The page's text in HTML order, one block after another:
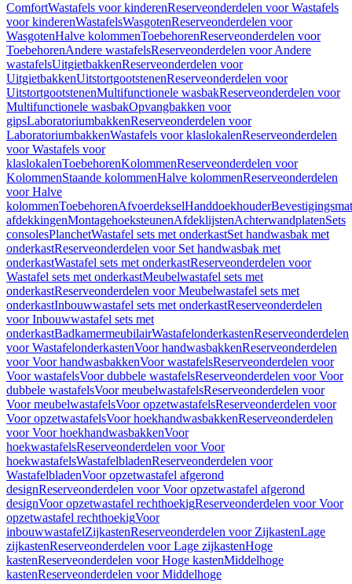
ComfortWastafels voor kinderenReserveonderdelen voor Wastafels
voor kinderenWastafelsWasgotenReserveonderdelen voor
WasgotenHalve kolommenToebehorenReserveonderdelen voor
ToebehorenAndere wastafelsReserveonderdelen voor Andere
wastafelsUitgietbakkenReserveonderdelen voor
UitgietbakkenUitstortgootstenenReserveonderdelen voor
UitstortgootstenenMultifunctionele wasbakReserveonderdelen voor
Multifunctionele wasbakOpvangbakken voor
gipsLaboratoriumbakkenReserveonderdelen voor
LaboratoriumbakkenWastafels voor klaslokalenReserveonderdelen
voor Wastafels voor
klaslokalenToebehorenKolommenReserveonderdelen voor
KolommenStaande kolommenHalve kolommenReserveonderdelen
voor Halve
kolommenToebehorenAfvoerdekselHanddoekhouder
afdekkingenMontagehoeksteunenAfdeklijstenAchterwandplatenSets
consolesPlanchetWastafel sets met onderkastSet handwasbak met
onderkastReserveonderdelen voor Set handwasbak met
onderkastWastafel sets met onderkastReserveonderdelen voor
Wastafel sets met onderkastMeubelwastafel sets met
onderkastReserveonderdelen voor Meubelwastafel sets met
onderkastInbouwwastafel sets met onderkastReserveonderdelen
voor Inbouwwastafel sets met
onderkastBadkamermeubilairWastafelonderkastenReserveonderdelen
voor WastafelonderkastenVoor handwasbakkenReserveonderdelen
voor Voor handwasbakkenVoor wastafelsReserveonderdelen voor
Voor wastafelsVoor dubbele wastafelsReserveonderdelen voor Voor
dubbele wastafelsVoor meubelwastafelsReserveonderdelen voor
Voor meubelwastafelsVoor opzetwastafelsReserveonderdelen voor
Voor opzetwastafelsVoor hoekhandwasbakkenReserveonderdelen
voor Voor hoekhandwasbakkenVoor
hoekwastafelsReserveonderdelen voor Voor
hoekwastafelsWastafelbladenReserveonderdelen voor
WastafelbladenVoor opzetwastafel afgerond
designReserveonderdelen voor Voor opzetwastafel afgerond
designVoor opzetwastafel rechthoekigReserveonderdelen voor Voor
opzetwastafel rechthoekigVoor
inbouwwastafelZijkastenReserveonderdelen voor ZijkastenLage
zijkastenReserveonderdelen voor Lage zijkastenHoge
kastenReserveonderdelen voor Hoge kastenMiddelhoge
kastenReserveonderdelen voor Middelhoge